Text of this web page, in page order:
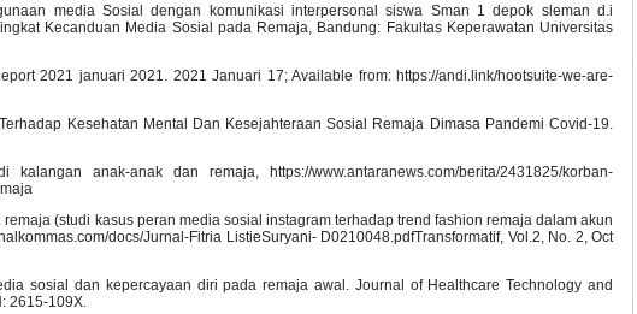
media Sosial dengan komunikasi interpersonal siswa Sman 1 depok sleman d.i
Kecanduan Media Sosial pada Remaja, Bandung: Fakultas Keperawatan Universitas
2021 januari 2021. 2021 Januari 17; Available from: https://andi.link/hootsuite-we-are-
Kesehatan Mental Dan Kesejahteraan Sosial Remaja Dimasa Pandemi Covid-19.
anak-anak dan remaja, https://www.antaranews.com/berita/2431825/korban-
(studi kasus peran media sosial instagram terhadap trend fashion remaja dalam akun
docs/Jurnal-Fitria ListieSuryani- D0210048.pdfTransformatif, Vol.2, No. 2, Oct
sosial dan kepercayaan diri pada remaja awal. Journal of Healthcare Technology and
2615-109X.